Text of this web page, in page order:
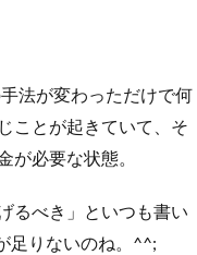
法が変わっただけで何
ことが起きていて、そ
必要な状態。
るべき」といつも書い
足りないのね。^^;